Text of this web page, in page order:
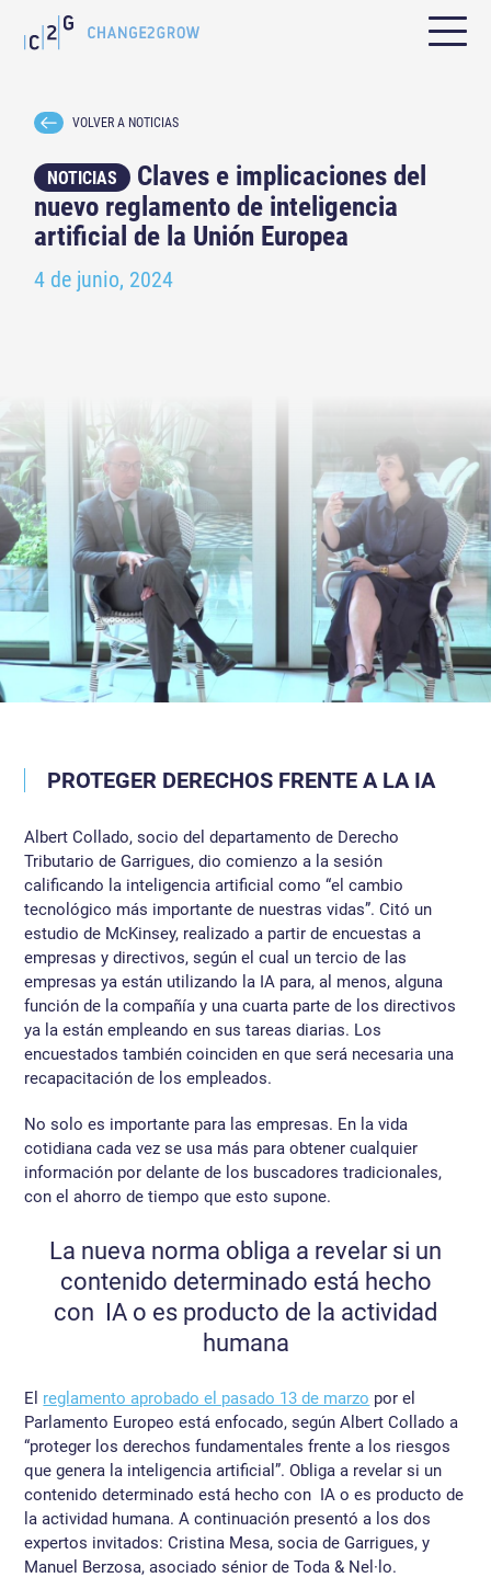
VOLVER A NOTICIAS
NOTICIAS
Claves e implicaciones del
nuevo reglamento de inteligencia
artificial de la Unión Europea
4 de junio, 2024
PROTEGER DERECHOS FRENTE A LA IA
Albert Collado, socio del departamento de Derecho
Tributario de Garrigues, dio comienzo a la sesión
calificando la inteligencia artificial como “el cambio
tecnológico más importante de nuestras vidas”. Citó un
estudio de McKinsey, realizado a partir de encuestas a
empresas y directivos, según el cual un tercio de las
empresas ya están utilizando la IA para, al menos, alguna
función de la compañía y una cuarta parte de los directivos
ya la están empleando en sus tareas diarias. Los
encuestados también coinciden en que será necesaria una
recapacitación de los empleados.
No solo es importante para las empresas. En la vida
cotidiana cada vez se usa más para obtener cualquier
información por delante de los buscadores tradicionales,
con el ahorro de tiempo que esto supone.
La nueva norma obliga a revelar si un
contenido determinado está hecho
con IA o es producto de la actividad
humana
El reglamento aprobado el pasado 13 de marzo por el
Parlamento Europeo está enfocado, según Albert Collado a
“proteger los derechos fundamentales frente a los riesgos
que genera la inteligencia artificial”. Obliga a revelar si un
contenido determinado está hecho con IA o es producto de
la actividad humana. A continuación presentó a los dos
expertos invitados: Cristina Mesa, socia de Garrigues, y
Manuel Berzosa, asociado sénior de Toda & Nel·lo.